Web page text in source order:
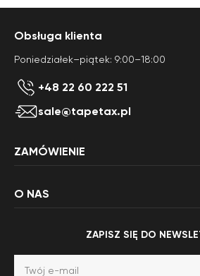
Obsługa klienta
Poniedziałek–piątek: 9:00–18:00
+48 22 60 222 51
sale@tapetax.pl
ZAMÓWIENIE
O NAS
ZAPISZ SIĘ DO